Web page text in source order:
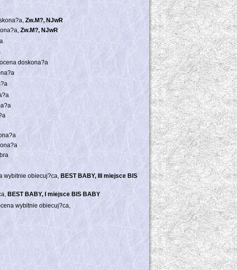
Zw.M?, NJwR
Zw.M?, NJwR
doskona?a
wybitnie obiecuj?ca, BEST BABY, III miejsce BIS
BEST BABY, I miejsce BIS BABY
wybitnie obiecuj?ca,